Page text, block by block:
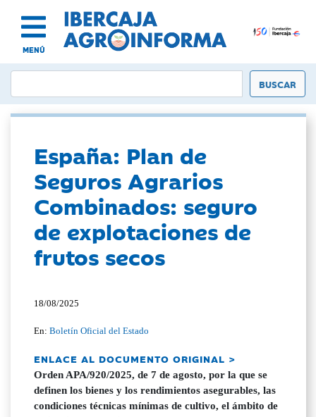
MENÚ
España: Plan de
Seguros Agrarios
Combinados: seguro
de explotaciones de
frutos secos
18/08/2025
En:Boletín Oficial del Estado
ENLACE AL DOCUMENTO ORIGINAL >
Orden APA/920/2025, de 7 de agosto, por la que se
definen los bienes y los rendimientos asegurables, las
condiciones técnicas mínimas de cultivo, el ámbito de